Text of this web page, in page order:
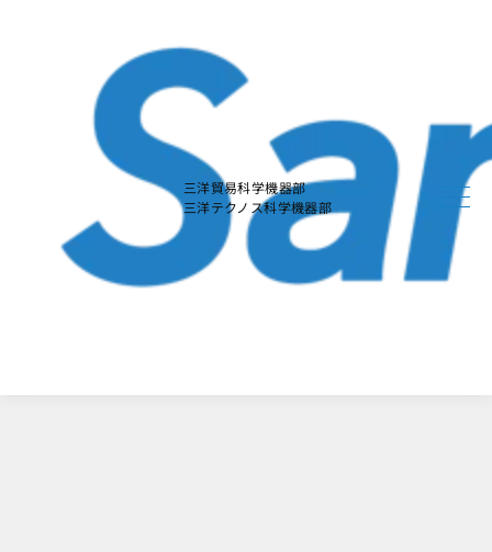
三洋貿易科学機器部
三洋テクノス科学機器部